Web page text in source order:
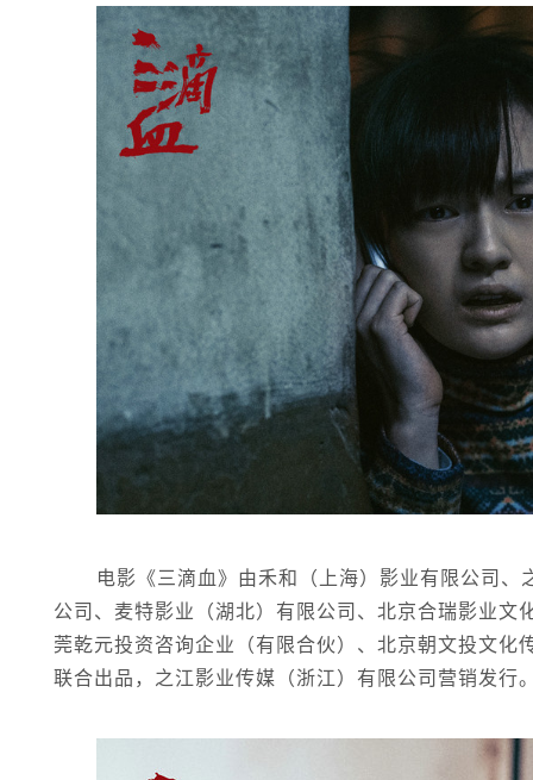
电影《三滴血》由禾和（上海）影业有限公司
公司、麦特影业（湖北）有限公司、北京合瑞影业
莞乾元投资咨询企业（有限合伙）、北京朝文投文
联合出品，之江影业传媒（浙江）有限公司营销发行